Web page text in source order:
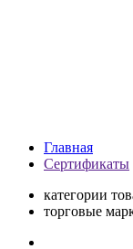
Главная
Сертификаты
категории
торговые